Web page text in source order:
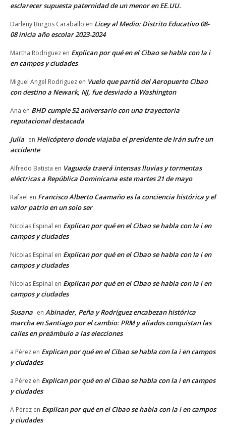
esclarecer supuesta paternidad de un menor en EE.UU.
Darleny Burgos Caraballo en Licey al Medio: Distrito Educativo 08-
08 inicia año escolar 2023-2024
Martha Rodriguez en Explican por qué en el Cibao se habla con la i
en campos y ciudades
Miguel Angel Rodriguez en Vuelo que partió del Aeropuerto Cibao
con destino a Newark, NJ, fue desviado a Washington
Ana en BHD cumple 52 aniversario con una trayectoria
reputacional destacada
Julia en Helicóptero donde viajaba el presidente de Irán sufre un
accidente
Alfredo Batista en Vaguada traerá intensas lluvias y tormentas
eléctricas a República Dominicana este martes 21 de mayo
Rafael en Francisco Alberto Caamaño es la conciencia histórica y el
valor patrio en un solo ser
Nicolas Espinal en Explican por qué en el Cibao se habla con la i en
campos y ciudades
Nicolas Espinal en Explican por qué en el Cibao se habla con la i en
campos y ciudades
Nicolas Espinal en Explican por qué en el Cibao se habla con la i en
campos y ciudades
Susana en Abinader, Peña y Rodríguez encabezan histórica
marcha en Santiago por el cambio: PRM y aliados conquistan las
calles en preámbulo a las elecciones
a Pérez en Explican por qué en el Cibao se habla con la i en campos
y ciudades
a Pérez en Explican por qué en el Cibao se habla con la i en campos
y ciudades
A Pérez en Explican por qué en el Cibao se habla con la i en campos
y ciudades